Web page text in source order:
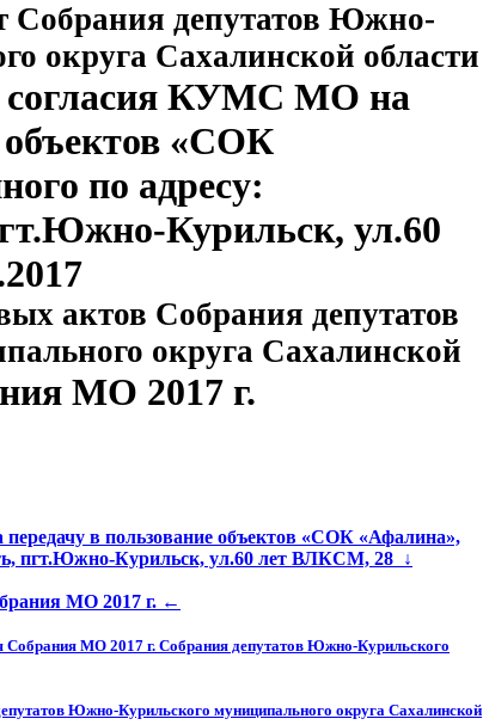
Собрания депутатов Южно-
округа Сахалинской области
согласия КУМС МО на
объектов «СОК
по адресу:
Курильск, ул.60
актов Собрания депутатов
округа Сахалинской
МО 2017 г.
в пользование объектов «СОК «Афалина»,
пгт.Южно-Курильск, ул.60 лет ВЛКСМ, 28 ↓
МО 2017 г. ←
МО 2017 г. Собрания депутатов Южно-Курильского
Южно-Курильского муниципального округа Сахалинской